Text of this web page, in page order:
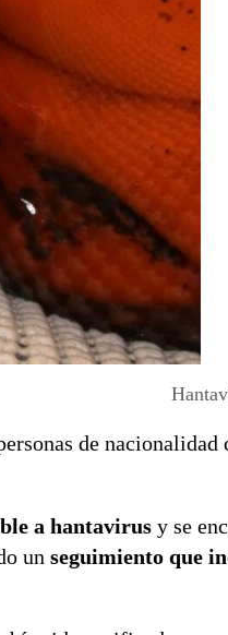
de nacionalidad
a hantavirus y se
un seguimiento que